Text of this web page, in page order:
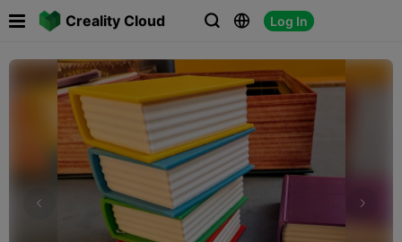
Creality Cloud   Log In
 